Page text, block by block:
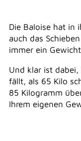
Die Baloise hat in
auch das
immer ein
Und klar ist
fällt, als 65 Kilo
85 Kilogramm
Ihrem eigenen